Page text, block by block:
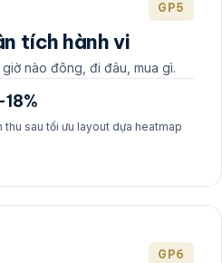
GP5
tích hành vi
nào đông, đi đâu, mua gì.
thu sau tối ưu layout dựa heatmap
GP6